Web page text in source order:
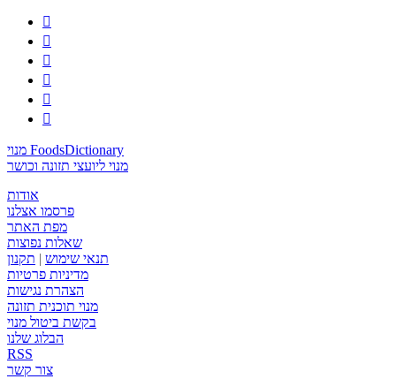






מנוי FoodsDictionary
מנוי ליועצי תזונה וכושר
אודות
פרסמו אצלנו
מפת האתר
שאלות נפוצות
תנאי שימוש | תקנון
מדיניות פרטיות
הצהרת נגישות
מנוי תוכנית תזונה
בקשת ביטול מנוי
הבלוג שלנו
RSS
צור קשר